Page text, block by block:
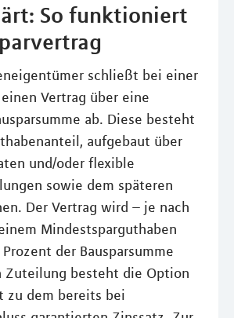
So funktioniert
schließt bei einer
einen Vertrag über eine
ab. Diese besteht
aufgebaut über
und/oder flexible
sowie dem späteren
Der Vertrag wird – je nach
Mindestsparguthaben
der Bausparsumme
Zuteilung besteht die Option
zu dem bereits bei